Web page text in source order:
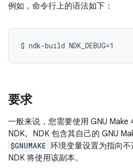
例如，命令行上的语法如下：
要求
一般来说，您需要使用 GNU Make
NDK。NDK 包含其自己的 GNU
$GNUMAKE 环境变量设置为指向
NDK 将使用该副本。